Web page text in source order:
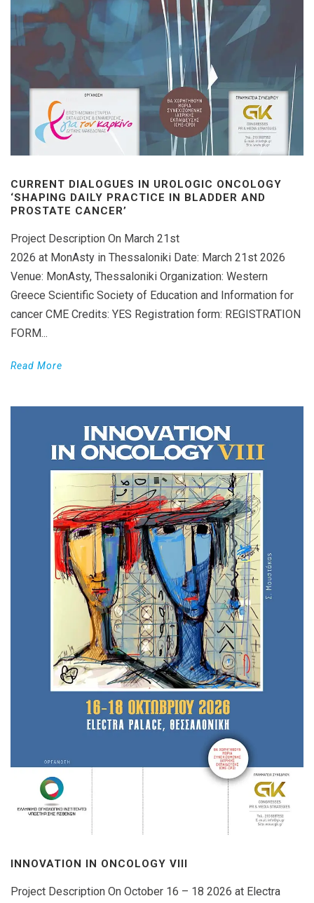
CURRENT DIALOGUES IN UROLOGIC ONCOLOGY
‘SHAPING DAILY PRACTICE IN BLADDER AND
PROSTATE CANCER’
Project Description On March 21st
2026 at MonAsty in Thessaloniki Date: March 21st 2026
Venue: MonAsty, Thessaloniki Organization: Western
Greece Scientific Society of Education and Information for
cancer CME Credits: YES Registration form: REGISTRATION
FORM...
Read More
INNOVATION IN ONCOLOGY VΙIΙ
Project Description On October 16 – 18 2026 at Electra